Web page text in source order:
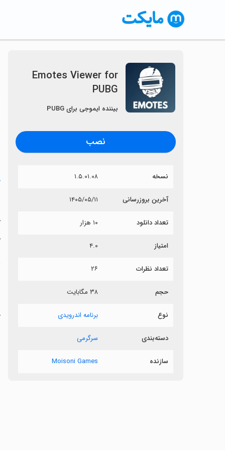
Emotes Viewer for
PUBG
بیننده ایموجی برای PUBG
نصب
نسخه ۱.۵.۰۱.۰۸
آخرین بروزرسانی ۱۴۰۵/۰۵/۱۱
تعداد دانلود ۱۰ هزار
امتیاز ۴.۰
تعداد نظرات ۲۶
حجم ۳۸ مگابایت
نوع برنامه اندرویدی
دسته‌بندی سرگرمی
سازنده Moisoni Games